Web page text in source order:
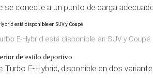
se conecte a un punto de carga
E-Hybrid está disponible en SUV y Coupé
de estilo deportivo
Turbo E-Hybrid, disponible en dos